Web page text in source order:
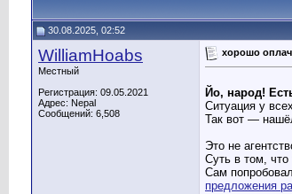
30.08.2025, 02:52
WilliamHoabs
Местный
Регистрация: 09.05.2021
Адрес: Nepal
Сообщений: 6,508
хорошо
Йо, народ!
Ситуация у
Так вот —
Это не
Суть в том,
Сам
предложения